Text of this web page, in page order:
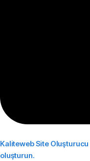
Kaliteweb Site Oluşturucu
oluşturun.